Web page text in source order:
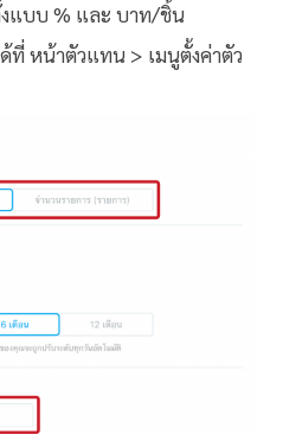
งแบบ % และ บาท/ชิ้น
ที่ หน้าตัวแทน > เมนูตั้งค่าตัว